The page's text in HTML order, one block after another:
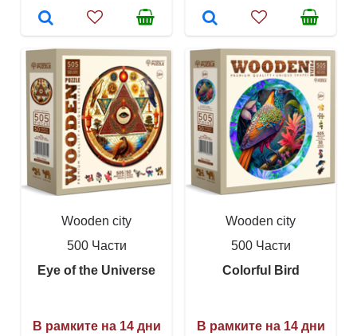
Wooden city
500 Части
Eye of the Universe
В рамките на 14 дни
Wooden city
500 Части
Colorful Bird
В рамките на 14 дни